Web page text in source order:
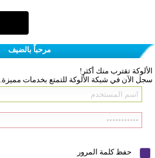
مرحباً بالضيف
الألوكة تقترب منك أكثر!
سجل الآن في شبكة الألوكة للتمتع بخدمات مميزة.
حفظ كلمة المرور